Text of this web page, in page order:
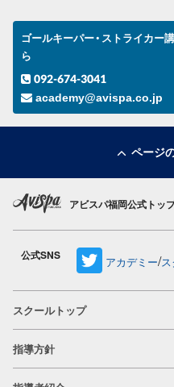
ゴールキーパー・ストライカー
ら
092-674-3041
academy@avispa.co.jp
ページ
アビスパ福岡公式トッ
公式SNS アカデミー/
スクールトップ
指導方針